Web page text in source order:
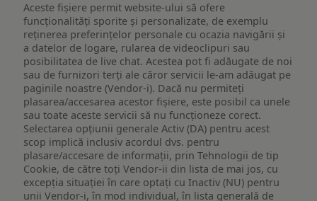
Aceste fișiere permit website-ului să ofere
funcționalități sporite și personalizate, de exemplu
reţinerea preferinţelor personale cu ocazia navigării și
a datelor de logare, rularea de videoclipuri sau
posibilitatea de live chat. Acestea pot fi adăugate de noi
sau de furnizori terți ale căror servicii le-am adăugat pe
paginile noastre (Vendor-i). Dacă nu permiteți
plasarea/accesarea acestor fișiere, este posibil ca unele
sau toate aceste servicii să nu funcționeze corect.
Selectarea opțiunii generale Activ (DA) pentru acest
scop implică inclusiv acordul dvs. pentru
plasare/accesare de informații, prin Tehnologii de tip
Cookie, de către toți Vendor-ii din lista de mai jos, cu
excepția situației în care optați cu Inactiv (NU) pentru
unii Vendor-i, în mod individual, în lista generală de